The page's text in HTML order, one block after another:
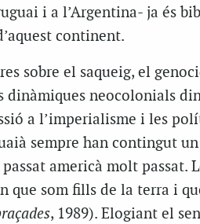
i a l’Argentina- ja és
continent.
sobre el saqueig, el
dinàmiques neocolonials
a l’imperialisme i les
sempre han contingut un
americà molt passat.
que som fills de la terra i
, 1989). Elogiant el